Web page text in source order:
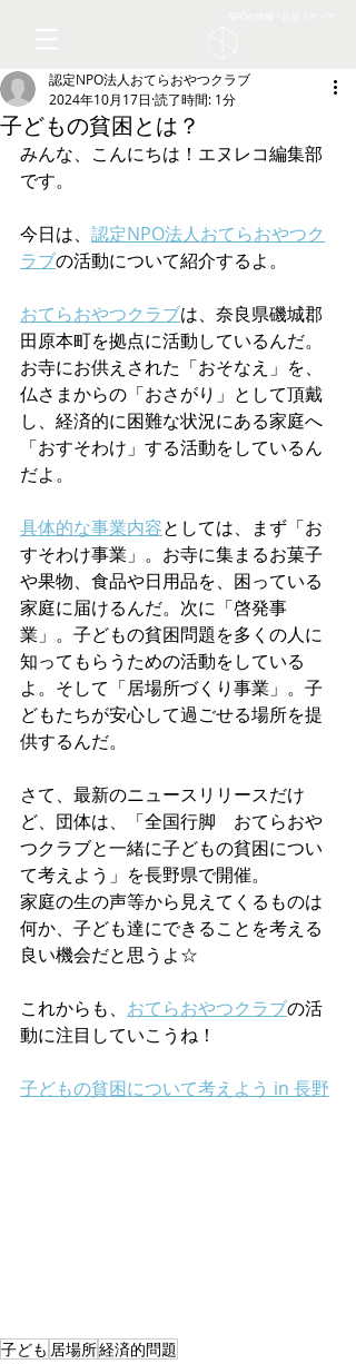
子どもの貧困とは？
認定NPO法人おてらおやつクラブ
2024年10月17日 読了時間: 1分
みんな、こんにちは！エヌレコ編集部
です。
今日は、 認定NPO法人おてらおやつク
ラブの活動について紹介するよ。
おてらおやつクラブは、奈良県磯城郡
田原本町を拠点に活動しているんだ。
お寺にお供えされた「おそなえ」を、
仏さまからの「おさがり」として頂戴
し、経済的に困難な状況にある家庭へ
「おすそわけ」する活動をしているん
だよ。
具体的な事業内容としては、まず「お
すそわけ事業」。お寺に集まるお菓子
や果物、食品や日用品を、困っている
家庭に届けるんだ。次に「啓発事
業」。子どもの貧困問題を多くの人に
知ってもらうための活動をしている
よ。そして「居場所づくり事業」。子
どもたちが安心して過ごせる場所を提
供するんだ。
さて、最新のニュースリリースだけ
ど、団体は、「全国行脚　おてらおや
つクラブと一緒に子どもの貧困につい
て考えよう」を長野県で開催。
家庭の生の声等から見えてくるものは
何か、子ども達にできることを考える
良い機会だと思うよ☆
これからも、 おてらおやつクラブの活
動に注目していこうね！
子どもの貧困について考えよう in 長野
子ども 居場所経済的問題